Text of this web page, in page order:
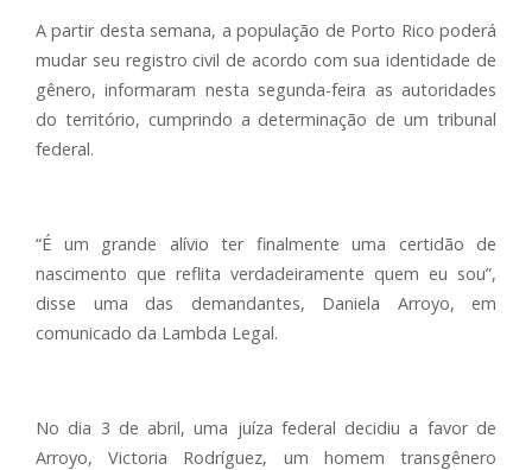
A partir desta semana, a população de Porto Rico poderá
mudar seu registro civil de acordo com sua identidade de
gênero, informaram nesta segunda-feira as autoridades
do território, cumprindo a determinação de um tribunal
federal.
“É um grande alívio ter finalmente uma certidão de
nascimento que reflita verdadeiramente quem eu sou”,
disse uma das demandantes, Daniela Arroyo, em
comunicado da Lambda Legal.
No dia 3 de abril, uma juíza federal decidiu a favor de
Arroyo, Victoria Rodríguez, um homem transgênero